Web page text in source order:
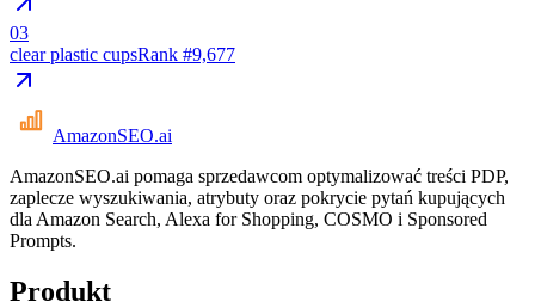
03
clear plastic cupsRank #9,677
AmazonSEO.ai
AmazonSEO.ai pomaga sprzedawcom optymalizować treści PDP,
zaplecze wyszukiwania, atrybuty oraz pokrycie pytań kupujących
dla Amazon Search, Alexa for Shopping, COSMO i Sponsored
Prompts.
Produkt